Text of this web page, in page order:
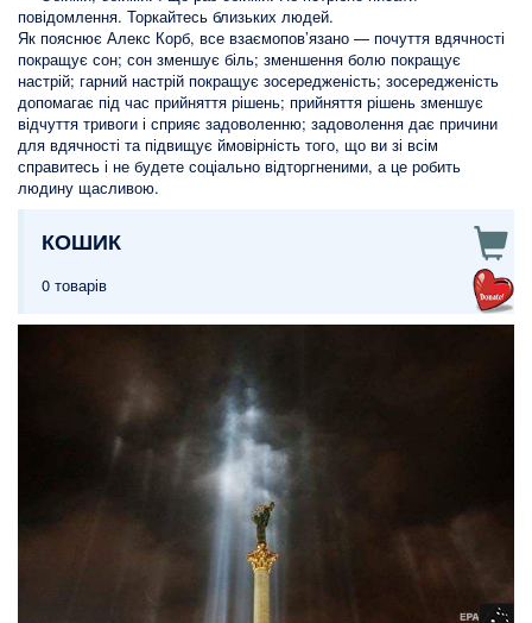
повідомлення. Торкайтесь близьких людей.
Як пояснює Алекс Корб, все взаємопов’язано — почуття вдячності
покращує сон; сон зменшує біль; зменшення болю покращує
настрій; гарний настрій покращує зосередженість; зосередженість
допомагає під час прийняття рішень; прийняття рішень зменшує
відчуття тривоги і сприяє задоволенню; задоволення дає причини
для вдячності та підвищує ймовірність того, що ви зі всім
справитесь і не будете соціально відторгненими, а це робить
людину щасливою.
КОШИК
0 товарів